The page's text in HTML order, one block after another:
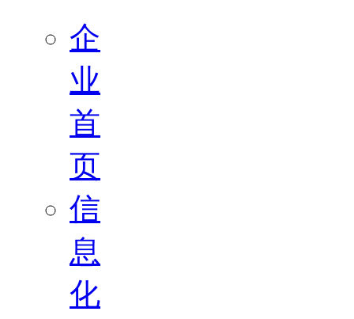
企
业
首
页
信
息
化